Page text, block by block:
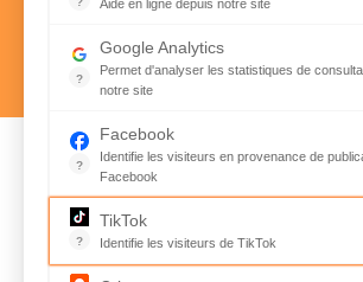
Du lundi
Rejoignez-nous
sur Facebook
Aide en ligne depuis notre site
?
Google Analytics
Permet d'analyser les statistiques de
notre site
?
Facebook
Identifie les visiteurs en provenance de
Facebook
Parce que vous ne venez pas tous
?
TikTok
Identifie les visiteurs de TikTok
Permet de suivre les actions du